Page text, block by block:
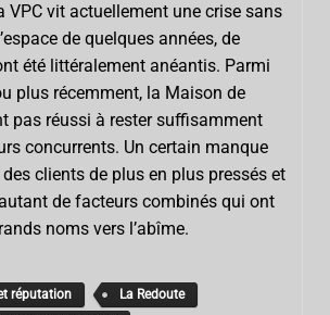
VPC vit actuellement une crise sans
de quelques années, de
été littéralement anéantis. Parmi
plus récemment, la Maison de
pas réussi à rester suffisamment
concurrents. Un certain manque
clients de plus en plus pressés et
de facteurs combinés qui ont
noms vers l’abîme.
réputation
La Redoute